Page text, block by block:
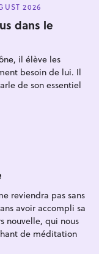
2026
dans le
il élève les
besoin de lui. Il
de son essentiel
reviendra pas sans
avoir accompli sa
nouvelle, qui nous
de méditation